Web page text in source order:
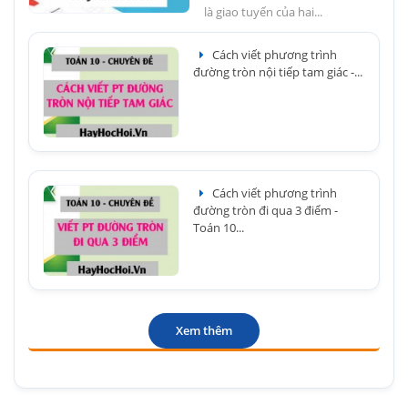
là giao tuyến của hai...
Cách viết phương trình
đường tròn nội tiếp tam giác -...
Cách viết phương trình
đường tròn đi qua 3 điểm -
Toán 10...
Xem thêm